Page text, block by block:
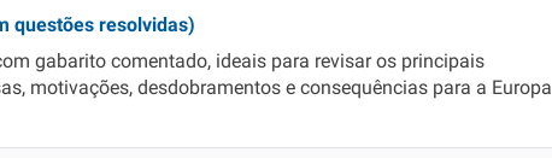
questões resolvidas)
gabarito comentado, ideais para revisar os principais
motivações, desdobramentos e consequências para a Europa